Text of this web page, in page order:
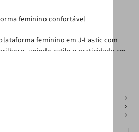
feminino confortável
feminino em J-Lastic com
unindo estilo e praticidade em
super leve em J-Flow (EVA) e
conforto durante todo o dia,
busca praticidade sem abrir
versátil, o Squad combina com
de lazer, sendo a escolha ideal para
e modernidade. Aposte no
do dia a dia com atitude e praticidade.